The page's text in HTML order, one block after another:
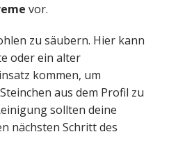
vor.
zu säubern. Hier kann
oder ein alter
kommen, um
aus dem Profil zu
sollten deine
nächsten Schritt des